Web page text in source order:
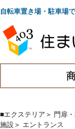
自転車置き場・駐車場
■エクステリア ＞ 門扉
施設 ＞ エントランス